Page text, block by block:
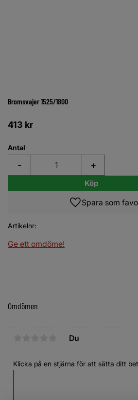
Bromsvajer 1525/1800
413 kr
Antal
+
-
Köp
Lägg till
Artikelnr
Ge ett omdöme!
Omdömen
Du
Klicka på en stjärna för att sätta ditt